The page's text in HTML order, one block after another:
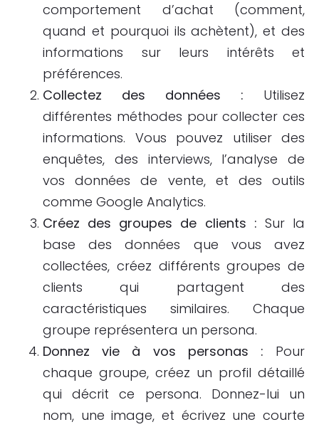
comportement d’achat (comment,
quand et pourquoi ils achètent), et des
informations sur leurs intérêts et
préférences.
Collectez des données : Utilisez
différentes méthodes pour collecter ces
informations. Vous pouvez utiliser des
enquêtes, des interviews, l’analyse de
vos données de vente, et des outils
comme Google Analytics.
Créez des groupes de clients : Sur la
base des données que vous avez
collectées, créez différents groupes de
clients qui partagent des
caractéristiques similaires. Chaque
groupe représentera un persona.
Donnez vie à vos personas : Pour
chaque groupe, créez un profil détaillé
qui décrit ce persona. Donnez-lui un
nom, une image, et écrivez une courte